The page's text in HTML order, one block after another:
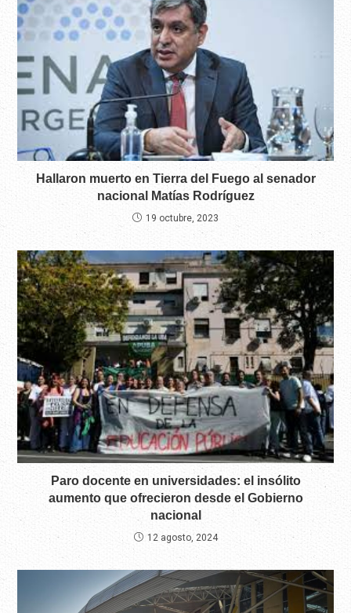
Hallaron muerto en Tierra del Fuego al senador
nacional Matías Rodríguez
19 octubre, 2023
Paro docente en universidades: el insólito
aumento que ofrecieron desde el Gobierno
nacional
12 agosto, 2024